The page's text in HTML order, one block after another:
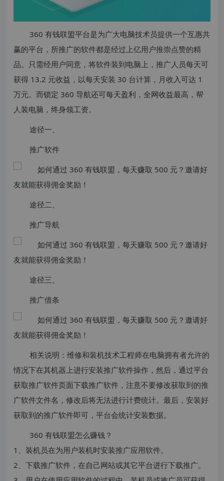
360 有钱联盟平台是为广大电脑技术员提供一个互惠共
赢的平台，所推广的软件都是经过上亿用户推崇点赞的精
品。只需经用户同意，将软件装到电脑上，推广人员每天可
获得 13.2 元收益，以每天安装 30 台计算，月收入可达 1
万元。而锁定 360 导航还可每天盈利，全网收益最高，帮
人装电脑，终身领工资。
途径一、
推广软件
途径二、
推广导航
途径三、
推广借条
相关说明：维修和装机技术工程师在电脑拥有者允许的
情况下在其机器上进行安装推广软件操作，然后，通过平台
获取推广软件页面下载推广软件，注意不要修改获取到的推
广软件文件名，修改后将无法进行计费统计。最后，安装好
获取到的推广软件即可，平台会统计安装数据。
360 有钱联盟怎么赚钱？
1、装机员在为用户装机时安装推广应用软件。
2、下载推广软件，在自己网站或其它平台进行下载推广。